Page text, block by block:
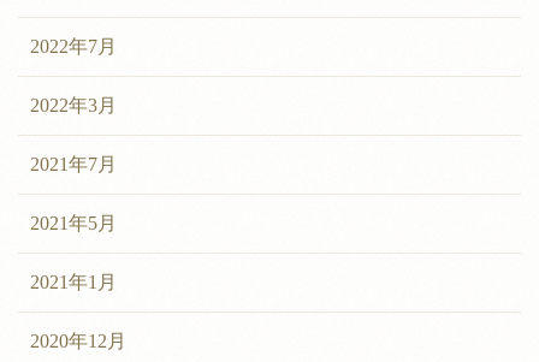
2022年7月
2022年3月
2021年7月
2021年5月
2021年1月
2020年12月